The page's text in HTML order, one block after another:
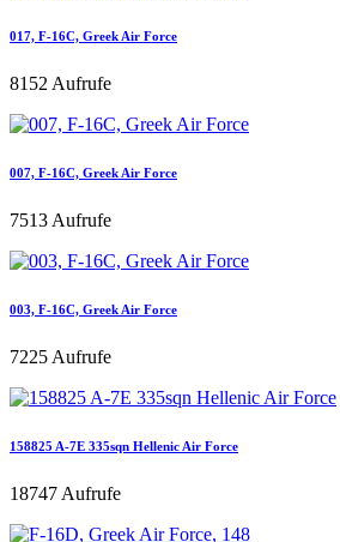
017, F-16C, Greek Air Force
8152 Aufrufe
007, F-16C, Greek Air Force
7513 Aufrufe
003, F-16C, Greek Air Force
7225 Aufrufe
158825 A-7E 335sqn Hellenic Air Force
18747 Aufrufe